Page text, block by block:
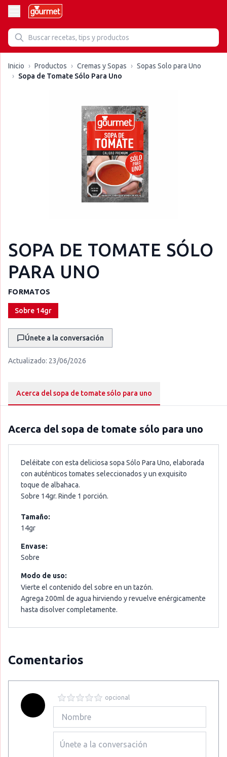
Inicio › Productos › Cremas y Sopas › Sopas Solo para Uno
› Sopa de Tomate Sólo Para Uno
SOPA DE TOMATE SÓLO
PARA UNO
FORMATOS
Sobre 14gr
Únete a la conversación
Actualizado: 23/06/2026
Acerca del sopa de tomate sólo para uno
Acerca del sopa de tomate sólo para uno
Deléitate con esta deliciosa sopa Sólo Para Uno, elaborada
con auténticos tomates seleccionados y un exquisito
toque de albahaca.
Sobre 14gr. Rinde 1 porción.
Tamaño:
14gr
Envase:
Sobre
Modo de uso:
Vierte el contenido del sobre en un tazón.
Agrega 200ml de agua hirviendo y revuelve enérgicamente
hasta disolver completamente.
Comentarios
opcional